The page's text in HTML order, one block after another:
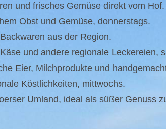
und frisches Gemüse direkt vom Hof.
Obst und Gemüse, donnerstags.
aus der Region.
und andere regionale Leckereien,
Eier, Milchprodukte und
Köstlichkeiten, mittwochs.
Umland, ideal als süßer Genuss